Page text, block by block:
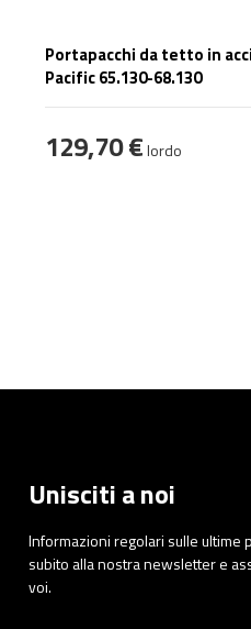
Portapacchi da tetto in
Pacific 65.130-68.130
129,70 €lordo
Unisciti a noi
Informazioni regolari sulle
subito alla nostra newsletter e
voi.